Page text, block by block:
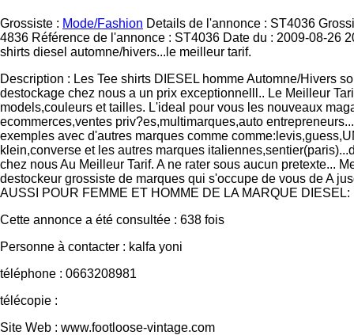
Grossiste : Mode/Fashion Details de l'annonce : ST4036
4836 Référence de l'annonce : ST4036 Date du : 2009-08-26
shirts diesel automne/hivers...le meilleur tarif.
Description : Les Tee shirts DIESEL homme Automne/Hivers
destockage chez nous a un prix exceptionnelll.. Le Meilleur
models,couleurs et tailles. L'ideal pour vous les nouveaux
ecommerces,ventes priv?es,multimarques,auto
exemples avec d'autres marques comme
klein,converse et les autres marques
chez nous Au Meilleur Tarif. A ne rater sous aucun pretexte...
destockeur grossiste de marques qui s'occupe de vous de A
AUSSI POUR FEMME ET HOMME DE LA MARQUE
Cette annonce a été consultée : 638 fois
Personne à contacter : kalfa yoni
téléphone : 0663208981
télécopie :
Site Web : www.footloose-vintage.com